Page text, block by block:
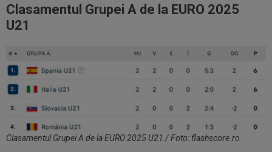
Clasamentul Grupei A de la EURO 2025
U21
Clasamentul Grupei A de la EURO 2025 U21 / Foto: flashscore.ro